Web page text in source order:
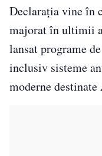
Declarația vine în
majorat în ultimii
lansat programe
inclusiv sisteme
moderne